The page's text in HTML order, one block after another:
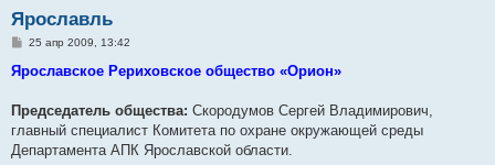
Ярославль
С
о
б
е
н
и
е
25 апр 2009, 13:42
Ярославское Рериховское общество «Орион»
Председатель общества: Скородумов Сергей Владимирович,
главный специалист Комитета по охране окружающей среды
Департамента АПК Ярославской области.